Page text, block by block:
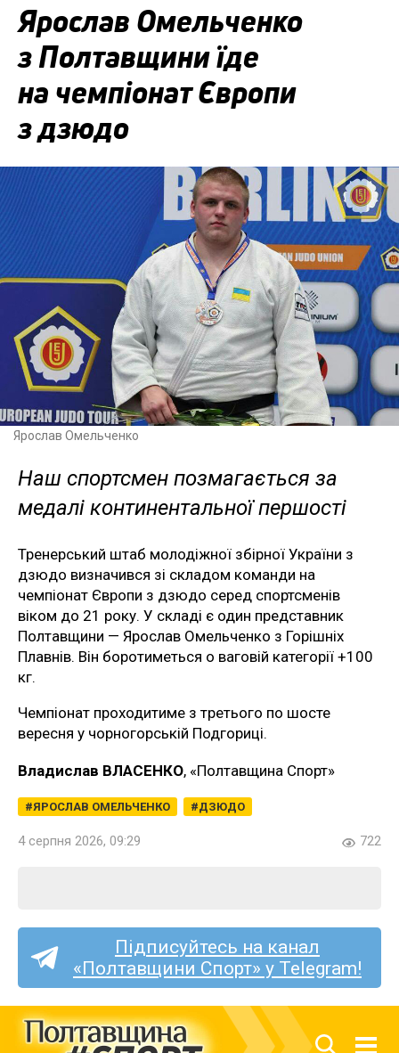
Ярослав Омельченко
з Полтавщини їде
на чемпіонат Європи
з дзюдо
Ярослав Омельченко
Наш спортсмен позмагається за
медалі континентальної першості
Тренерський штаб молодіжної збірної України з
дзюдо визначився зі складом команди на
чемпіонат Європи з дзюдо серед спортсменів
віком до 21 року. У складі є один представник
Полтавщини — Ярослав Омельченко з Горішніх
Плавнів. Він боротиметься о ваговій категорії +100
кг.
Чемпіонат проходитиме з третього по шосте
вересня у чорногорській Подгориці.
Владислав ВЛАСЕНКО, «Полтавщина Спорт»
ЯРОСЛАВ ОМЕЛЬЧЕНКО ДЗЮДО
4 серпня 2026, 09:29 722
Підписуйтесь на канал
«Полтавщини Спорт» у Telegram!